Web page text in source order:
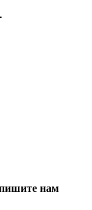
нам